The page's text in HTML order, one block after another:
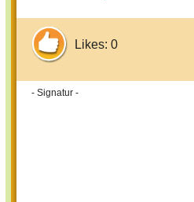
Likes: 0
- Signatur -